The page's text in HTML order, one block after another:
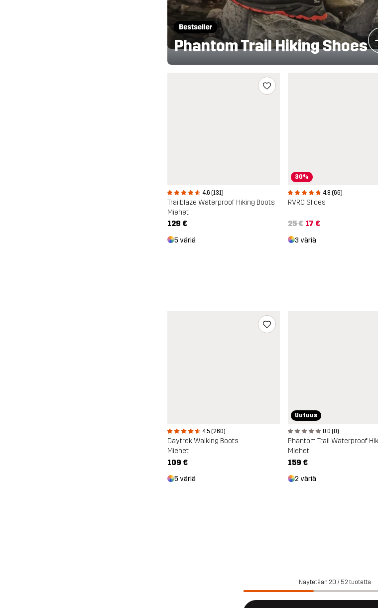
Phantom Trail Hiking Shoes
4.6 (131)
Trailblaze Waterproof Hiking Boots
Miehet
129 €
5 väriä
30%
4.8 (66)
RVRC Slides
25 € 17 €
3 väriä
4.5 (260)
Daytrek Walking Boots
Miehet
109 €
5 väriä
Uutuus
0.0 (0)
Miehet
159 €
2 väriä
Näytetään 20 / 52 tuotetta